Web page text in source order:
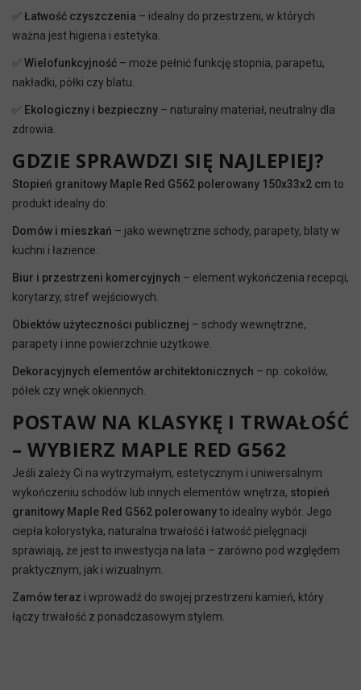
✅Łatwość czyszczenia – idealny do przestrzeni, w których
ważna jest higiena i estetyka.
✅Wielofunkcyjność – może pełnić funkcję stopnia, parapetu,
nakładki, półki czy blatu.
✅ Ekologiczny i bezpieczny – naturalny materiał, neutralny dla
zdrowia.
GDZIE SPRAWDZI SIĘ NAJLEPIEJ?
Stopień granitowy Maple Red G562 polerowany 150x33x2 cm to
produkt idealny do:
Domów i mieszkań – jako wewnętrzne schody, parapety, blaty w
kuchni i łazience.
Biur i przestrzeni komercyjnych – element wykończenia recepcji,
korytarzy, stref wejściowych.
Obiektów użyteczności publicznej – schody wewnętrzne,
parapety i inne powierzchnie użytkowe.
Dekoracyjnych elementów architektonicznych – np. cokołów,
półek czy wnęk okiennych.
POSTAW NA KLASYKĘ I TRWAŁOŚĆ
– WYBIERZ MAPLE RED G562
Jeśli zależy Ci na wytrzymałym, estetycznym i uniwersalnym
wykończeniu schodów lub innych elementów wnętrza, stopień
granitowy Maple Red G562 polerowanyto idealny wybór. Jego
ciepła kolorystyka, naturalna trwałość i łatwość pielęgnacji
sprawiają, że jest to inwestycja na lata – zarówno pod względem
praktycznym, jak i wizualnym.
Zamów teraz i wprowadź do swojej przestrzeni kamień, który
łączy trwałość z ponadczasowym stylem.